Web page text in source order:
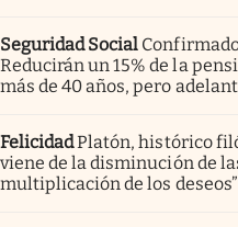
Seguridad Social
Reducirán un 15% de la
más de 40 años, pero
FelicidadPlatón, histórico
viene de la disminución de
multiplicación de los deseos”